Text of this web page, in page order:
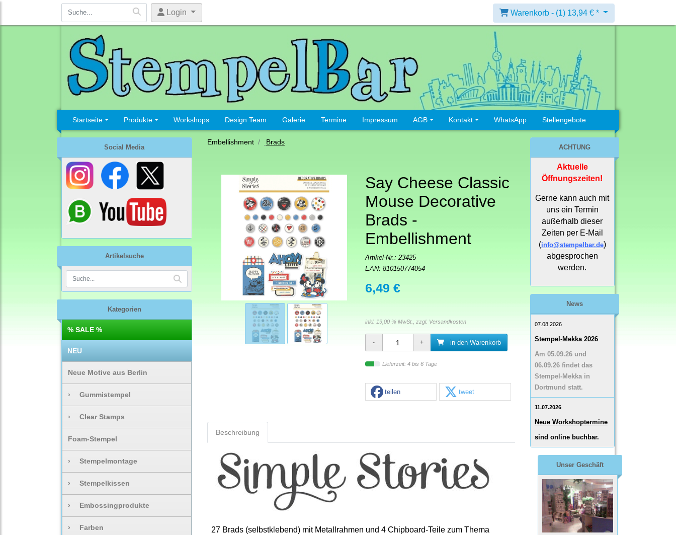
Login Warenkorb - (1) 13,94 € *
Startseite Produkte Workshops Design Team Galerie Termine Impressum AGB Kontakt WhatsApp Stellengebote
Social Media
Artikelsuche
Kategorien
% SALE %
NEU
Neue Motive aus Berlin
› Gummistempel
› Clear Stamps
Foam-Stempel
› Stempelmontage
› Stempelkissen
› Embossingprodukte
› Farben
Embellishment Brads
Say Cheese Classic
Mouse Decorative
Brads -
Embellishment
Artikel-Nr.: 23425
EAN: 810150774054
6,49 €
inkl. 19,00 % MwSt., zzgl. Versandkosten
in den Warenkorb
Lieferzeit: 4 bis 6 Tage
teilen tweet
Beschreibung
27 Brads (selbstklebend) mit Metallrahmen und 4 Chipboard-Teile zum Thema
ACHTUNG
Aktuelle
Öffnungszeiten!
Gerne kann auch mit
uns ein Termin
außerhalb dieser
Zeiten per E-Mail
(info@stempelbar.de)
abgesprochen
werden.
News
07.08.2026
Stempel-Mekka 2026
Am 05.09.26 und
06.09.26 findet das
Stempel-Mekka in
Dortmund statt.
11.07.2026
Neue Workshoptermine
sind online buchbar.
Unser Geschäft